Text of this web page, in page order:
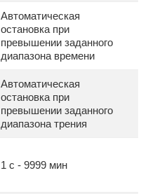
Автоматическая
остановка при
превышении заданного
диапазона времени
Автоматическая
остановка при
превышении заданного
диапазона трения
1 с - 9999 мин